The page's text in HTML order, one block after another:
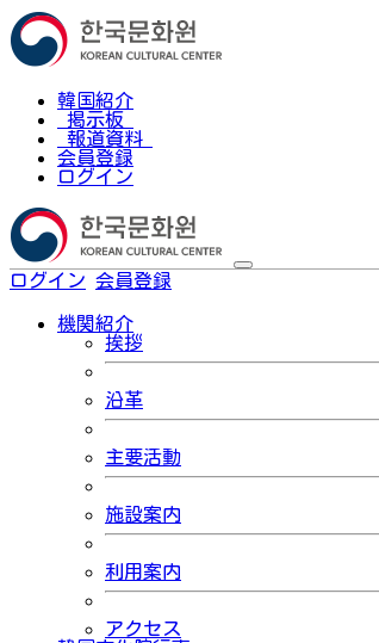
韓国紹介
掲示板
報道資料
会員登録
ログイン
ログイン 会員登録
機関紹介
挨拶
沿革
主要活動
施設案内
利用案内
アクセス